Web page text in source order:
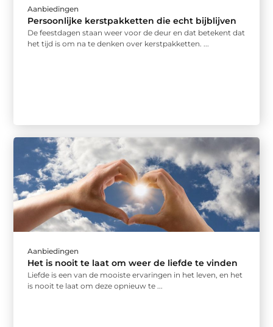
Aanbiedingen
Persoonlijke kerstpakketten die echt bijblijven
De feestdagen staan weer voor de deur en dat betekent dat
het tijd is om na te denken over kerstpakketten. ...
Aanbiedingen
Het is nooit te laat om weer de liefde te vinden
Liefde is een van de mooiste ervaringen in het leven, en het
is nooit te laat om deze opnieuw te ...